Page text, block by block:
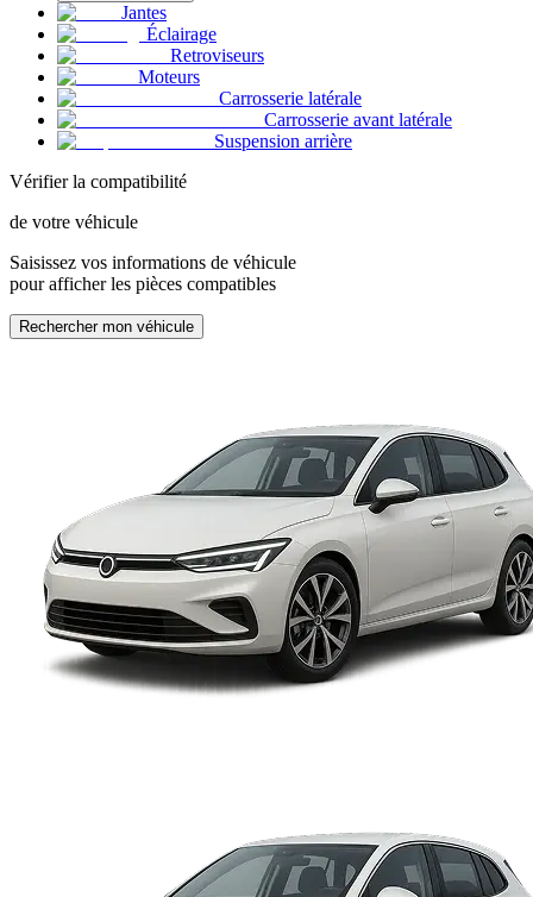
Jantes
Éclairage
Retroviseurs
Moteurs
Carrosserie latérale
Carrosserie avant latérale
Suspension arrière
Vérifier la compatibilité
de votre véhicule
Saisissez vos informations de véhicule
pour afficher les pièces compatibles
Rechercher mon véhicule